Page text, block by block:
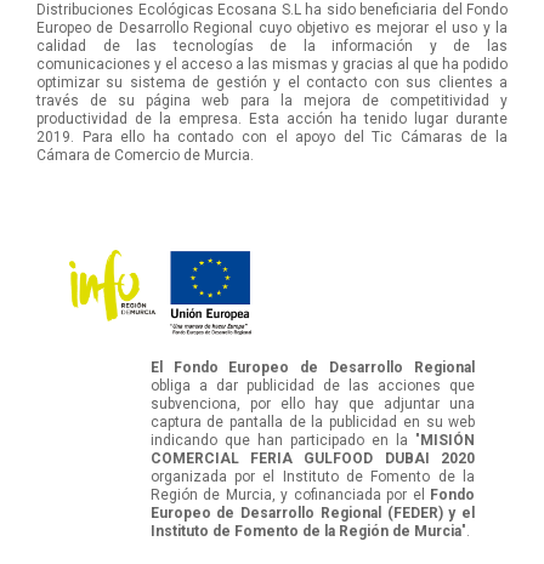
Distribuciones Ecológicas Ecosana S.L ha sido beneficiaria del Fondo
Europeo de Desarrollo Regional cuyo objetivo es mejorar el uso y la
calidad de las tecnologías de la información y de las
comunicaciones y el acceso a las mismas y gracias al que ha podido
optimizar su sistema de gestión y el contacto con sus clientes a
través de su página web para la mejora de competitividad y
productividad de la empresa. Esta acción ha tenido lugar durante
2019. Para ello ha contado con el apoyo del Tic Cámaras de la
Cámara de Comercio de Murcia.
El Fondo Europeo de Desarrollo Regional
obliga a dar publicidad de las acciones que
subvenciona, por ello hay que adjuntar una
captura de pantalla de la publicidad en su web
indicando que han participado en la " MISIÓN
COMERCIAL FERIA GULFOOD DUBAI 2020
organizada por el Instituto de Fomento de la
Región de Murcia, y cofinanciada por el
Fondo
Europeo de Desarrollo Regional (FEDER) y el
Instituto de Fomento de la Región de Murcia".